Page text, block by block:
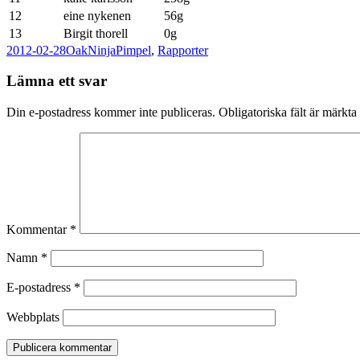
12
eine nykenen
56g
13
Birgit thorell
0g
Postat
2012-02-28Författare
OakNinjaKategorier
Pimpel, Rapporter
Lämna ett svar
Din e-postadress kommer inte publiceras. Obligatoriska fält är märkta
Kommentar *
Namn *
E-postadress *
Webbplats